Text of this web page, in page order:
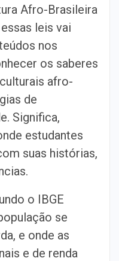
Afro-Brasileira
leis vai
nos
os saberes
afro-
de
Significa,
estudantes
suas histórias,
o IBGE
se
e onde as
e de renda